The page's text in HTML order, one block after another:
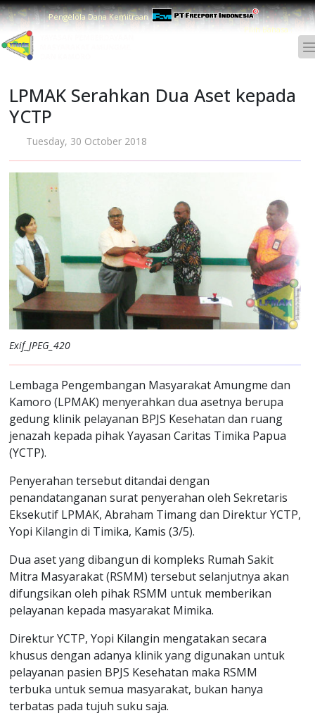
Pengelola Dana Kemitraan
Pilih Bahasa :
LPMAK Serahkan Dua Aset kepada
YCTP
Tuesday, 30 October 2018
Exif_JPEG_420
Lembaga Pengembangan Masyarakat Amungme dan
Kamoro (LPMAK) menyerahkan dua asetnya berupa
gedung klinik pelayanan BPJS Kesehatan dan ruang
jenazah kepada pihak Yayasan Caritas Timika Papua
(YCTP).
Penyerahan tersebut ditandai dengan
penandatanganan surat penyerahan oleh Sekretaris
Eksekutif LPMAK, Abraham Timang dan Direktur YCTP,
Yopi Kilangin di Timika, Kamis (3/5).
Dua aset yang dibangun di kompleks Rumah Sakit
Mitra Masyarakat (RSMM) tersebut selanjutnya akan
difungsikan oleh pihak RSMM untuk memberikan
pelayanan kepada masyarakat Mimika.
Direktur YCTP, Yopi Kilangin mengatakan secara
khusus dengan adanya klinik yang digunakan untuk
pelayanan pasien BPJS Kesehatan maka RSMM
terbuka untuk semua masyarakat, bukan hanya
terbatas pada tujuh suku saja.